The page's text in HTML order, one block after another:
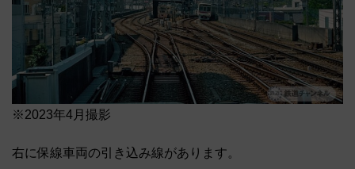
※2023年4月撮影
右に保線車両の引き込み線があります。